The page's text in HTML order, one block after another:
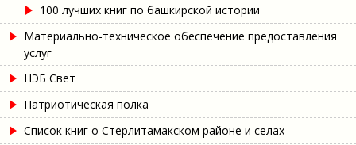
100 лучших книг по башкирской истории
Материально-техническое обеспечение предоставления
услуг
НЭБ Свет
Патриотическая полка
Список книг о Стерлитамакском районе и селах